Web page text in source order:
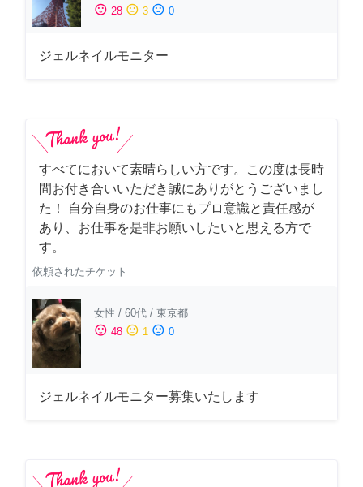
sentiment_satisfied 28 sentiment_neutral 3 sentiment_dissatisfied 0
ジェルネイルモニター
すべてにおいて素晴らしい方です。この度は長時
間お付き合いいただき誠にありがとうございまし
た！ 自分自身のお仕事にもプロ意識と責任感が
あり、お仕事を是非お願いしたいと思える方で
す。
依頼されたチケット
女性 / 60代 / 東京都
sentiment_satisfied 48 sentiment_neutral 1 sentiment_dissatisfied 0
ジェルネイルモニター募集いたします